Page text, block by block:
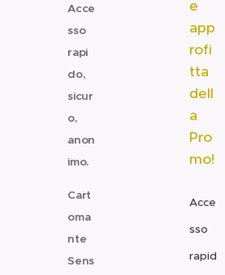
Acce
sso
rapi
do,
sicur
o,
anon
imo.
Cart
oma
nte
Sens
e
app
rofi
tta
dell
a
Pro
mo!
Acce
sso
rapid